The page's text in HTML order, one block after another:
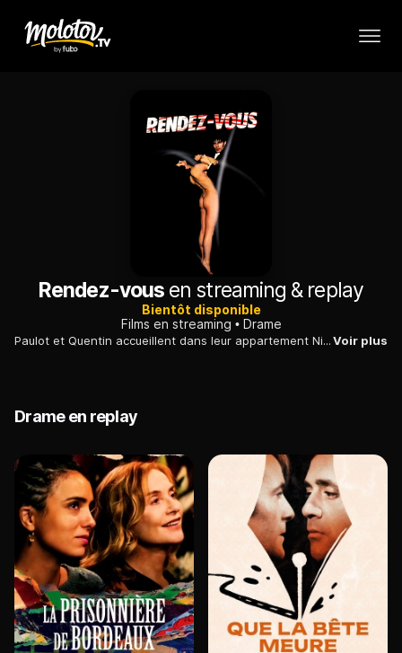
Rendez-vous en streaming & replay
Bientôt disponible
Films en streaming
Drame
Paulot et Quentin accueillent dans leur appartement Nina, jeune comedienne. Fascinee par Quentin, etre inquietant et possessif, elle refuse l'amour que lui voue Paulot. Un evenement tragique transformera cet attrait dechirant en veritable hantise.Voir plus
Drame en replay